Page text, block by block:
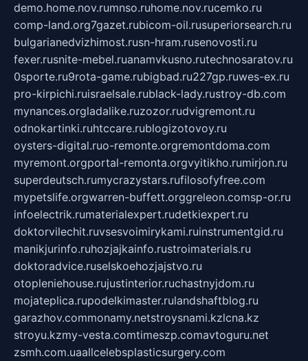
demo.home.nov.rumnso.ruhome.nov.rucemko.ru
comp-land.org7gazet.rubicom-oil.rusuperiorsearch.ru
bulgarianedvizhimost.rusn-hram.rusenovosti.ru
fexer.rusnite-mebel.ruanamvkusno.rutechnosaratov.ru
0sporte.ru9rota-game.rubigbad.ru227gp.ruwes-ex.ru
pro-kirpichi.ruisraelsale.rublack-lady.rustroy-db.com
mynances.orgladalike.ruzozor.rudvigremont.ru
odnokartinki.ruhtccare.rublogizotovoy.ru
oysters-digital.ruo-remonte.orgremontdoma.com
myremont.orgportal-remonta.orgvyitikho.rumirjon.ru
superdeutsch.rumycrazystars.rufilosofyfree.com
mypetslife.orgwarren-buffett.orggreleon.comsp-or.ru
infoelectrik.rumaterialexpert.rudetkiexpert.ru
doktorvilechit.ruvsesvoimirykami.ruinstrumentgid.ru
manikjurinfo.ruhozjajkainfo.rustroimaterials.ru
doktoradvice.ruselskoehozjajstvo.ru
otopleniehouse.rujustinterior.ruchastnyjdom.ru
mojateplica.rupodelkimaster.rulandshaftblog.ru
garazhov.commonamy.netstroysnami.kzlcna.kz
stroyu.kzmy-vesta.comtimeszp.comavtoguru.net
zsmh.com.uaallcelebsplasticsurgery.com